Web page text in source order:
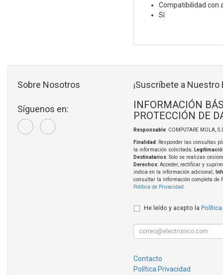
Compatibilidad con
Sí
Sobre Nosotros
Síguenos en:
¡Suscríbete a Nuestro
INFORMACIÓN
PROTECCIÓN DE
Responsable: COMPUTARE MOLA,
Finalidad: Responder las consultas
la información solicitada;
Destinatarios: Solo se realizan
Derechos: Acceder, rectificar y
indica en la información adicional;
consultar la información completa de
Política de Privacidad
He leído y acepto la Política
Contacto
Política Privacidad